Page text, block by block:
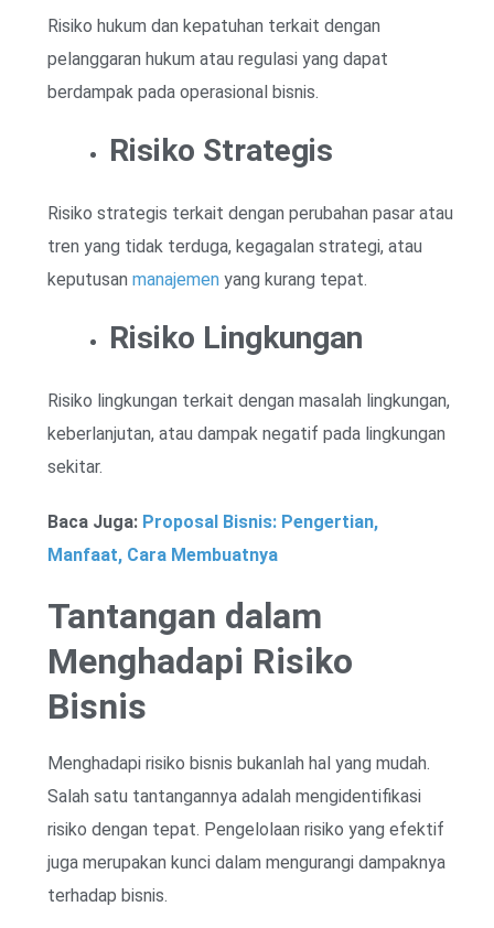
Risiko hukum dan kepatuhan terkait dengan
pelanggaran hukum atau regulasi yang dapat
berdampak pada operasional bisnis.
Risiko Strategis
Risiko strategis terkait dengan perubahan pasar atau
tren yang tidak terduga, kegagalan strategi, atau
keputusan manajemen yang kurang tepat.
Risiko Lingkungan
Risiko lingkungan terkait dengan masalah lingkungan,
keberlanjutan, atau dampak negatif pada lingkungan
sekitar.
Baca Juga: Proposal Bisnis: Pengertian,
Manfaat, Cara Membuatnya
Tantangan dalam
Menghadapi Risiko
Bisnis
Menghadapi risiko bisnis bukanlah hal yang mudah.
Salah satu tantangannya adalah mengidentifikasi
risiko dengan tepat. Pengelolaan risiko yang efektif
juga merupakan kunci dalam mengurangi dampaknya
terhadap bisnis.